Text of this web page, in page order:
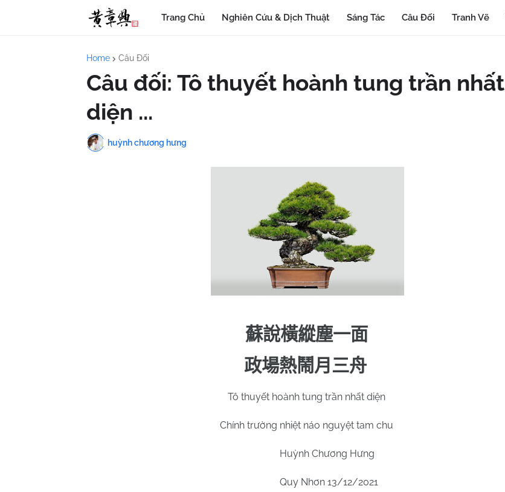
Trang Chủ Nghiên Cứu & Dịch Thuật Sáng Tác Câu Đối Tranh Vẽ
Home Câu Đối
Câu đối: Tô thuyết hoành tung trần nhất
diện ...
huỳnh chương hưng
蘇說橫縱塵一面
政場熱鬧月三舟
Tô thuyết hoành tung trần nhất diện
Chính trường nhiệt náo nguyệt tam chu
Huỳnh Chương Hưng
Quy Nhơn 13/12/2021